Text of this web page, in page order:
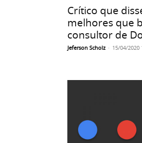
Crítico que
melhores que
consultor de
Jeferson Scholz - 15/04/2020